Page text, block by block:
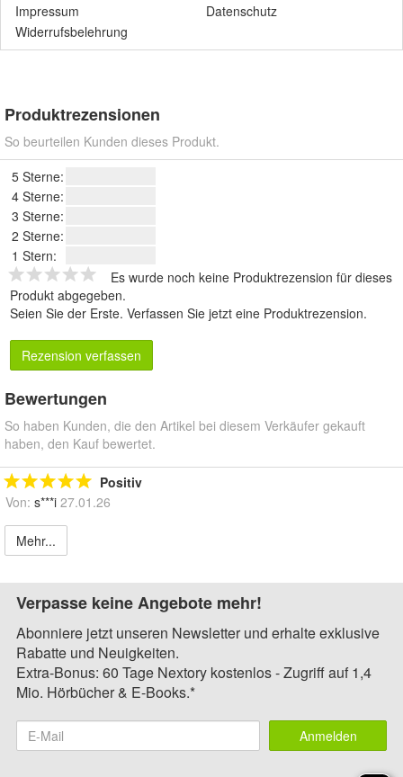
Impressum
Datenschutz
Widerrufsbelehrung
Produktrezensionen
So beurteilen Kunden dieses Produkt.
5 Sterne:
4 Sterne:
3 Sterne:
2 Sterne:
1 Stern:
Es wurde noch keine Produktrezension für dieses
Produkt abgegeben.
Seien Sie der Erste. Verfassen Sie jetzt eine Produktrezension.
Rezension verfassen
Bewertungen
So haben Kunden, die den Artikel bei diesem Verkäufer gekauft
haben, den Kauf bewertet.
Positiv
Von: s***i 27.01.26
Mehr...
Verpasse keine Angebote mehr!
Abonniere jetzt unseren Newsletter und erhalte exklusive
Rabatte und Neuigkeiten.
Extra-Bonus: 60 Tage Nextory kostenlos - Zugriff auf 1,4
Mio. Hörbücher & E-Books.*
Anmelden